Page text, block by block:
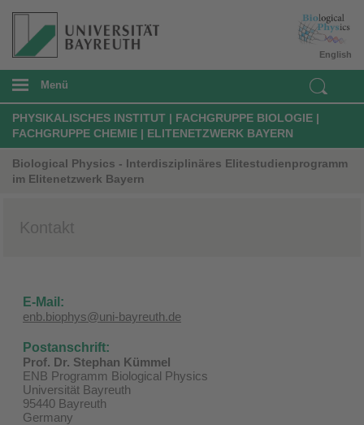
English
Menü
PHYSIKALISCHES INSTITUT | FACHGRUPPE BIOLOGIE |
FACHGRUPPE CHEMIE | ELITENETZWERK BAYERN
Biological Physics - Interdisziplinäres Elitestudienprogramm
im Elitenetzwerk Bayern
Kontakt
E-Mail:
enb.biophys@uni-bayreuth.de
Postanschrift:
Prof. Dr. Stephan Kümmel
ENB Programm Biological Physics
Universität Bayreuth
95440 Bayreuth
Germany